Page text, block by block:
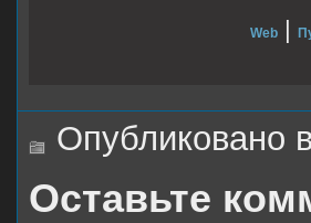
Web |
Опубликовано
Оставьте